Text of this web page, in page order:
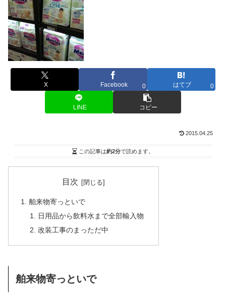
X Facebook 0 はてブ 0
LINE コピー
2015.04.25
この記事は約2分で読めます。
目次
舶来物寄っといで
日用品から飲料水まで全部輸入物
改装工事のまっただ中
舶来物寄っといで